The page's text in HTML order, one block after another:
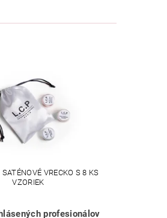
SATÉNOVÉ VRECKO S 8 KS
VZORIEK
profesionálov